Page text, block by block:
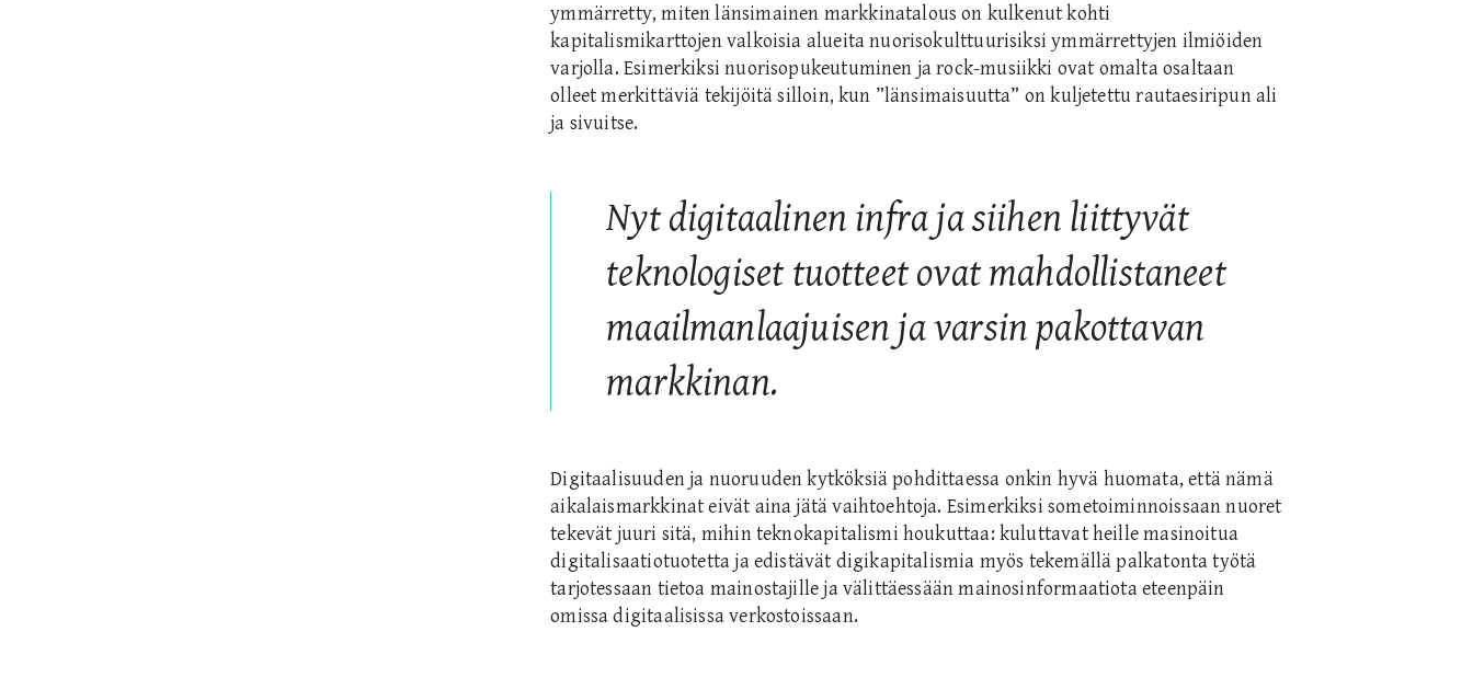
ymmärretty, miten länsimainen markkinatalous on kulkenut kohti
kapitalismikarttojen valkoisia alueita nuorisokulttuurisiksi ymmärrettyjen ilmiöiden
varjolla. Esimerkiksi nuorisopukeutuminen ja rock-musiikki ovat omalta osaltaan
olleet merkittäviä tekijöitä silloin, kun ”länsimaisuutta” on kuljetettu rautaesiripun ali
ja sivuitse.
Nyt digitaalinen infra ja siihen liittyvät
teknologiset tuotteet ovat mahdollistaneet
maailmanlaajuisen ja varsin pakottavan
markkinan.
Digitaalisuuden ja nuoruuden kytköksiä pohdittaessa onkin hyvä huomata, että nämä
aikalaismarkkinat eivät aina jätä vaihtoehtoja. Esimerkiksi sometoiminnoissaan nuoret
tekevät juuri sitä, mihin teknokapitalismi houkuttaa: kuluttavat heille masinoitua
digitalisaatiotuotetta ja edistävät digikapitalismia myös tekemällä palkatonta työtä
tarjotessaan tietoa mainostajille ja välittäessään mainosinformaatiota eteenpäin
omissa digitaalisissa verkostoissaan.